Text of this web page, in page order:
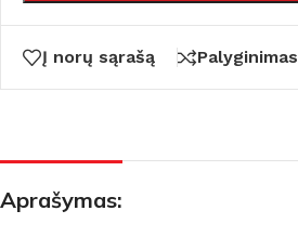
Į norų sąrašą Palyginimas
Aprašymas: